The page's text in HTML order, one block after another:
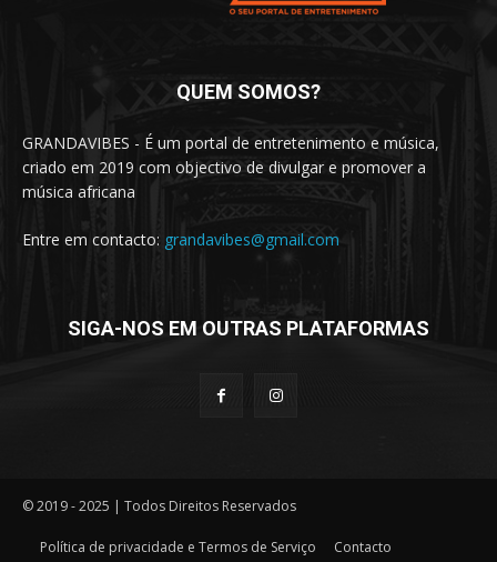
QUEM SOMOS?
GRANDAVIBES - É um portal de entretenimento e música,
criado em 2019 com objectivo de divulgar e promover a
música africana
Entre em contacto: grandavibes@gmail.com
SIGA-NOS EM OUTRAS PLATAFORMAS
© 2019 - 2025 | Todos Direitos Reservados
Política de privacidade e Termos de Serviço
Contacto